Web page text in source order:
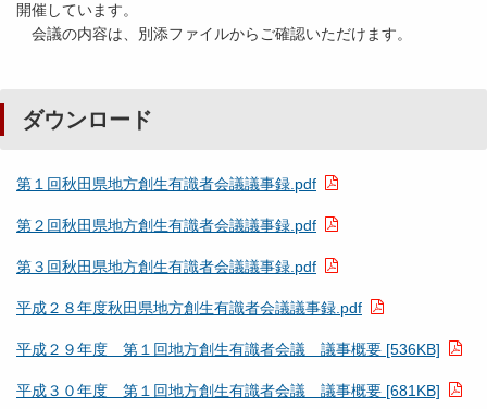
開催しています。
会議の内容は、別添ファイルからご確認いただけます。
ダウンロード
第１回秋田県地方創生有識者会議議事録.pdf
第２回秋田県地方創生有識者会議議事録.pdf
第３回秋田県地方創生有識者会議議事録.pdf
平成２８年度秋田県地方創生有識者会議議事録.pdf
平成２９年度 第１回地方創生有識者会議 議事概要 [536KB]
平成３０年度 第１回地方創生有識者会議 議事概要 [681KB]